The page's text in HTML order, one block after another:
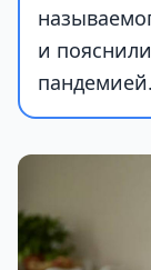
и
пандемией.